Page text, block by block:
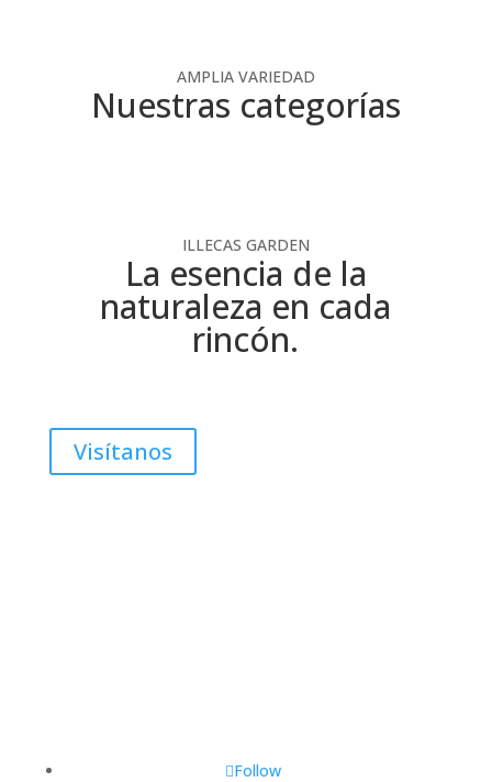
AMPLIA VARIEDAD
Nuestras categorías
ILLECAS GARDEN
La esencia de la
naturaleza en cada
rincón.
Visítanos
Follow